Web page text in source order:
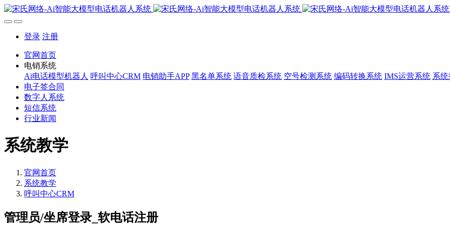
登录 注册
官网首页
电销系统
Ai电话模型机器人 呼叫中心CRM 电销助手APP 黑名单系统 语音质检系统 空号检测系统 编码转换系统 IMS运营系统 系
电子签合同
数字人系统
短信系统
行业新闻
系统教学
官网首页
系统教学
呼叫中心CRM
管理员/坐席登录_软电话注册